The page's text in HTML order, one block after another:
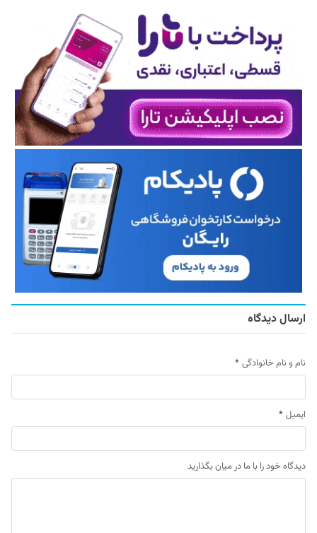
ارسال دیدگاه
نام و نام خانوادگی *
ایمیل *
دیدگاه خود را با ما در میان بگذارید